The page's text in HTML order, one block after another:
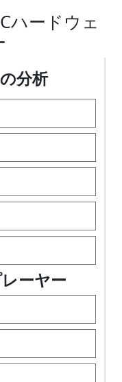
ハードウェ
分析
ーヤー